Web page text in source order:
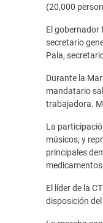
(20,000
El gobernador
secretario
Pala,
Durante la
mandatario
trabajadora.
La
músicos, y
principales
El líder de la
disposición